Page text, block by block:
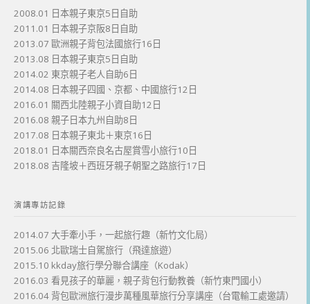
2008.01 日本親子東京5日自助
2011.01 日本親子京阪8日自助
2013.07 歐洲親子背包法國旅行16日
2013.08 日本親子東京5日自助
2014.02 東京親子老人自助6日
2014.08 日本親子四國、京都、中國旅行12日
2016.01 關西北陸親子小資自助12日
2016.08 親子日本九州自助8日
2017.08 日本親子東北＋東京16日
2018.01 日本關西奈良名古屋賞雪小旅行10日
2018.08 吉隆坡＋西班牙親子朝聖之路旅行17日
演講專訪記錄
2014.07 大手牽小手，一起旅行趣（新竹文化局）
2015.06 北歐瑞士自駕旅行（飛達旅遊）
2015.10 kkday旅行學分聯合講座（Kodak）
2016.03 看見孩子的華麗，親子背包行動教養（新竹東門國小）
2016.04 背包歐洲旅行漫步萬種風華旅行分享講座（台電輸工處邀請）